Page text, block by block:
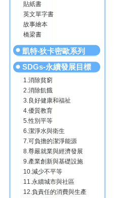
貼紙書
英文單字書
故事繪本
橋梁書
凱特‧狄卡密歐系列
SDGs-永續發展目標
1.消除貧窮
2.消除飢餓
3.良好健康和福祉
4.優質教育
5.性別平等
6.潔淨水與衛生
7.可負擔的潔淨能源
8.尊嚴就業與經濟發展
9.產業創新與基礎設施
10.減少不平等
11.永續城市與社區
12.負責任的消費與生產